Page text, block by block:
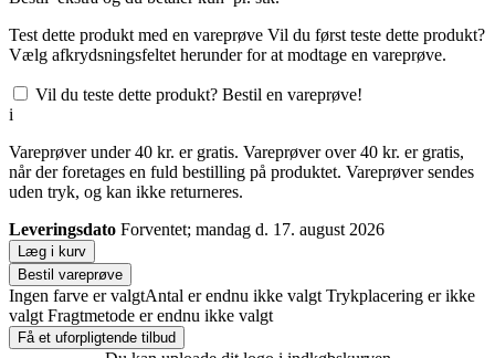
Test dette produkt med en vareprøve Vil du først teste dette produkt?
Vælg afkrydsningsfeltet herunder for at modtage en vareprøve.
Vil du teste dette produkt? Bestil en vareprøve!
i
Vareprøver under 40 kr. er gratis. Vareprøver over 40 kr. er gratis,
når der foretages en fuld bestilling på produktet. Vareprøver sendes
uden tryk, og kan ikke returneres.
Leveringsdato Forventet; mandag d. 17. august 2026
Læg i kurv
Bestil vareprøve
Ingen farve er valgtAntal er endnu ikke valgt Trykplacering er ikke
valgt Fragtmetode er endnu ikke valgt
Få et uforpligtende tilbud